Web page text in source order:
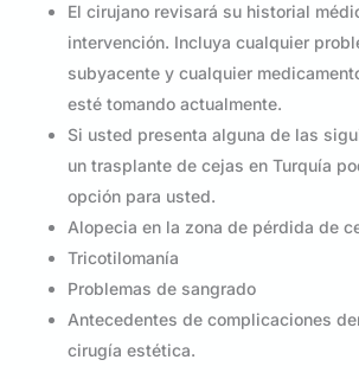
El cirujano revisará su historial
intervención. Incluya cualquier
subyacente y cualquier
esté tomando actualmente.
Si usted presenta alguna de las
un trasplante de cejas en Turquía
opción para usted.
Alopecia en la zona de pérdida de
Tricotilomanía
Problemas de sangrado
Antecedentes de complicaciones
cirugía estética.